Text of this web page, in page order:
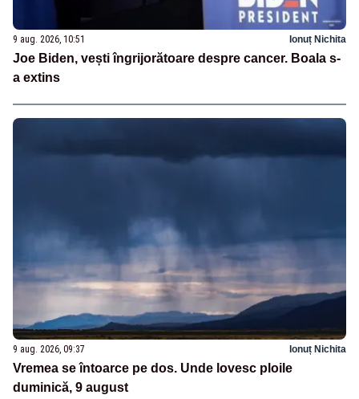
9 aug. 2026, 10:51 Ionuț Nichita
Joe Biden, vești îngrijorătoare despre cancer. Boala s-
a extins
9 aug. 2026, 09:37 Ionuț Nichita
Vremea se întoarce pe dos. Unde lovesc ploile
duminică, 9 august